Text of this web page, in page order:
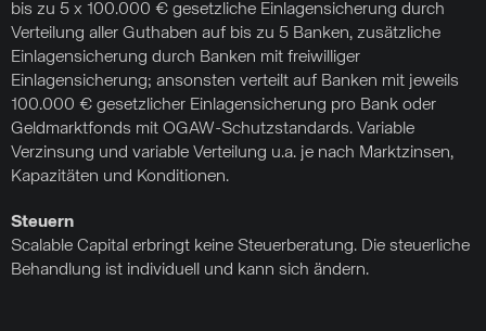
bis zu 5 x 100.000 € gesetzliche Einlagensicherung durch
Verteilung aller Guthaben auf bis zu 5 Banken, zusätzliche
Einlagensicherung durch Banken mit freiwilliger
Einlagensicherung; ansonsten verteilt auf Banken mit jeweils
100.000 € gesetzlicher Einlagensicherung pro Bank oder
Geldmarktfonds mit OGAW-Schutzstandards. Variable
Verzinsung und variable Verteilung u.a. je nach Marktzinsen,
Kapazitäten und Konditionen.
Steuern
Scalable Capital erbringt keine Steuerberatung. Die steuerliche
Behandlung ist individuell und kann sich ändern.